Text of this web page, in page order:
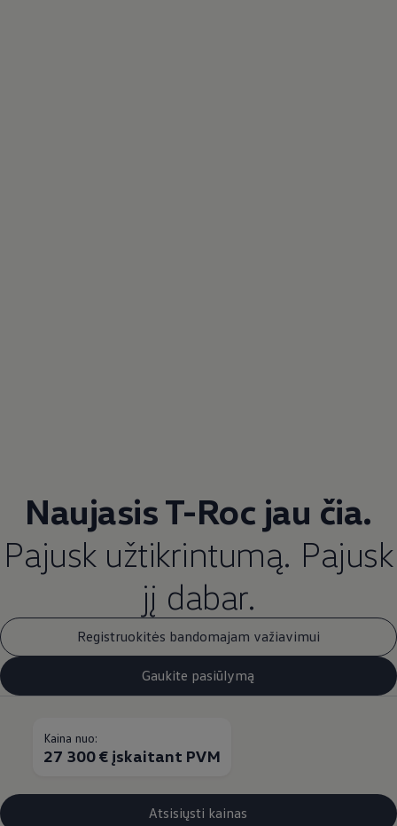
Naujasis T-Roc jau čia.
Pajusk užtikrintumą. Pajusk
jį dabar.
Registruokitės bandomajam važiavimui
Gaukite pasiūlymą
Kaina nuo:
27 300 € įskaitant PVM
Atsisiųsti kainas